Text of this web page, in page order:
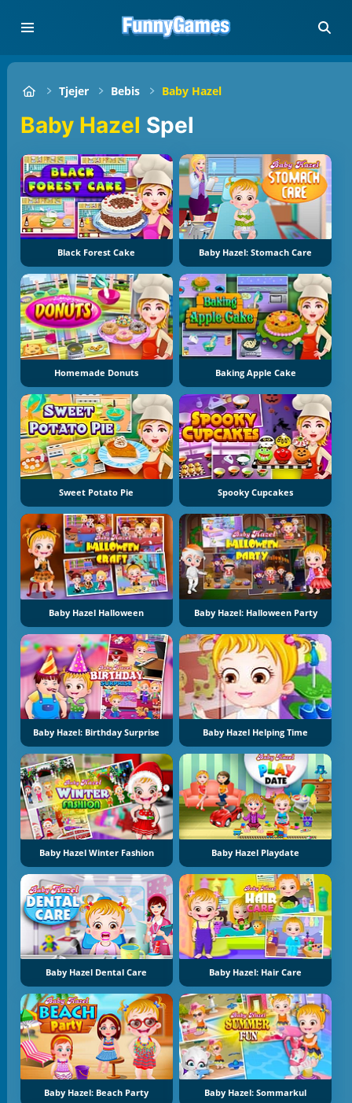
Tjejer Bebis Baby Hazel
Baby Hazel Spel
Black Forest Cake Baby Hazel: Stomach Care
Homemade Donuts Baking Apple Cake
Sweet Potato Pie Spooky Cupcakes
Baby Hazel Halloween Baby Hazel: Halloween Party
Baby Hazel: Birthday Surprise Baby Hazel Helping Time
Baby Hazel Winter Fashion Baby Hazel Playdate
Baby Hazel Dental Care Baby Hazel: Hair Care
Baby Hazel: Beach Party Baby Hazel: Sommarkul